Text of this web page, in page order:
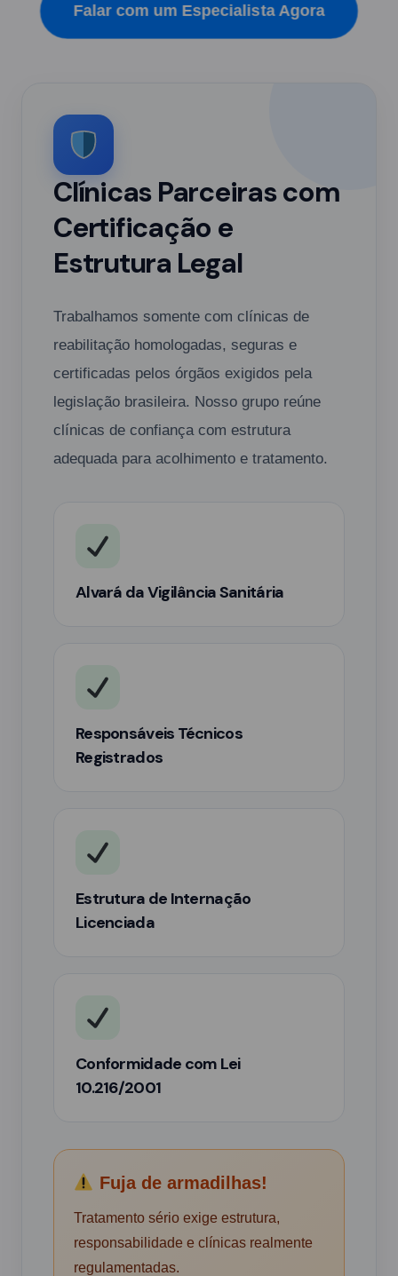
Falar com um Especialista Agora
Clínicas Parceiras com
Certificação e
Estrutura Legal
Trabalhamos somente com clínicas de
reabilitação homologadas, seguras e
certificadas pelos órgãos exigidos pela
legislação brasileira. Nosso grupo reúne
clínicas de confiança com estrutura
adequada para acolhimento e tratamento.
Alvará da Vigilância Sanitária
Responsáveis Técnicos
Registrados
Estrutura de Internação
Licenciada
Conformidade com Lei
10.216/2001
Fuja de armadilhas!
Tratamento sério exige estrutura,
responsabilidade e clínicas realmente
regulamentadas.